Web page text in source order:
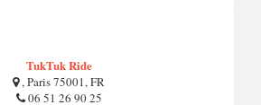
TukTuk Ride
, Paris 75001, FR
06 51 26 90 25